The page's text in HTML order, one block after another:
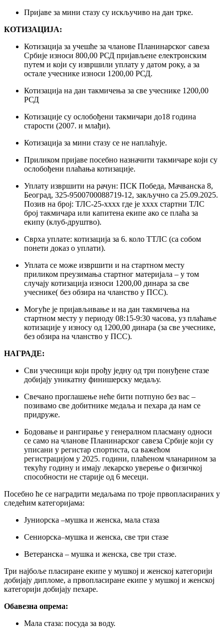
Пријаве за мини стазу су искључиво на дан трке.
КОТИЗАЦИЈА:
Котизација за учешће за чланове Планинарског савеза
Србије износи 800,00 РСД пријављене електронским
путем и који су извршили уплату у датом року, а за
остале учеснике износи 1200,00 РСД.
Котизација на дан такмичења за све учеснике 1200,00
РСД
Котизације су ослобођени такмичари до18 година
старости (2007. и млађи).
Котизација за мини стазу се не наплаћује.
Приликом пријаве посебно назначити такмичаре који су
ослобођени плаћања котизације.
Уплату извршити на рачун: ПСК Победа, Мачванска 8,
Београд, 325-9500700088719-12, закључно са 25.09.2025.
Позив на број: ТЛС-25-хххх где је хххх стартни ТЛС
број такмичара или капитена екипе ако се плаћа за
екипу (клуб-друштво).
Сврха уплате: котизација за 6. коло ТТЛС (са собом
понети доказ о уплати).
Уплата се може извршити и на стартном месту
приликом преузимања стартног материјала – у том
случају котизација износи 1200,00 динара за све
учеснике( без обзира на чланство у ПСС).
Могуће је пријављивање и на дан такмичења на
стартном месту у периоду 08:15-9:30 часова, уз плаћање
котизације у износу од 1200,00 динара (за све учеснике,
без обзира на чланство у ПСС).
НАГРАДЕ:
Сви учесници који прођу једну од три понуђене стазе
добијају уникатну финишерску медаљу.
Свечано проглашење неће бити потпуно без вас –
позивамо све добитнике медаља и пехара да нам се
придруже.
Бодовање и рангирање у генералном пласману односи
се само на чланове Планинарског савеза Србије који су
уписани у регистар спортиста, са важећом
регистрацијом у 2025. години, плаћеном чланарином за
текућу годину и имају лекарско уверење о физичкој
способности не старије од 6 месеци.
Посебно ће се наградити медаљама по троје првопласираних у
следећим категоријама:
Јуниорска –мушка и женска, мала стаза
Сениорска–мушка и женска, све три стазе
Ветеранска – мушка и женска, све три стазе.
Три најбоље пласиране екипе у мушкој и женској категорији
добијају дипломе, а првопласиране екипе у мушкој и женској
категорији добијају пехаре.
Обавезна опрема:
Мала стаза: посуда за воду.